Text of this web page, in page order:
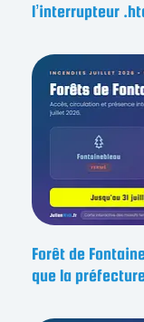
l’interrupteur
Forêt de
que la